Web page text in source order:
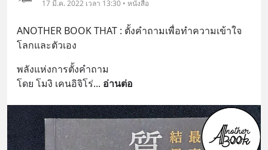
17 มี.ค. 2022 เวลา 13:30 • หนังสือ
ANOTHER BOOK THAT : ตั้งคำถามเพื่อทำความเข้าใจ
โลกและตัวเอง
พลังแห่งการตั้งคำถาม
โดย โมงิ เคนอิจิโร่... อ่านต่อ